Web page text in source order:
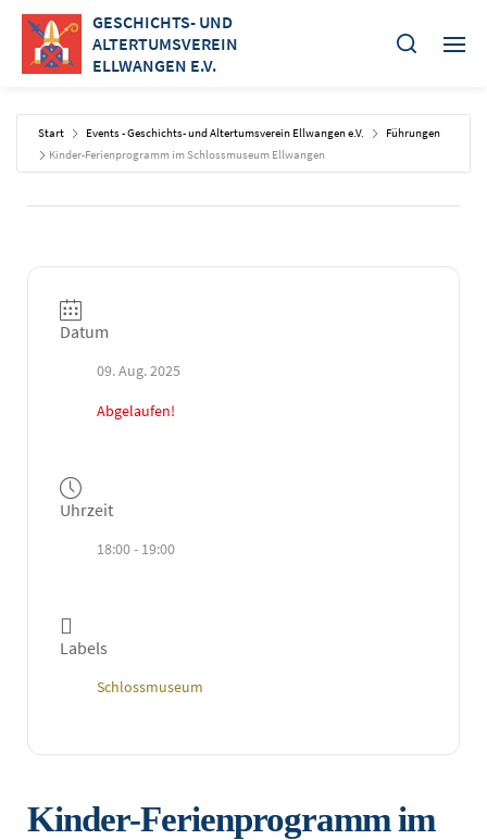
GESCHICHTS- UND
ALTERTUMSVEREIN
ELLWANGEN E.V.
Start Events - Geschichts- und Altertumsverein Ellwangen e.V.
Führungen
Kinder-Ferienprogramm im Schlossmuseum Ellwangen
Datum
09. Aug. 2025
Abgelaufen!
Uhrzeit
18:00 - 19:00
Labels
Schlossmuseum
Kinder-Ferienprogramm im